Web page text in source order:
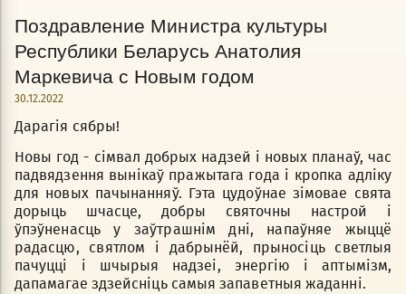
Поздравление Министра культуры
Республики Беларусь Анатолия
Маркевича с Новым годом
30.12.2022
Дарагія сябры!
Новы год - сімвал добрых надзей i новых планаў, час
падвядзення вынікаў пражытага года i кропка адліку
для новых пачынанняў. Гэта цудоўнае зімовае свята
дорыць шчасце, добры святочны настрой i
ўпэўненасць у заўтрашнім дні, напаўняе жыццё
радасцю, святлом i дабрынёй, прыносіць светлыя
пачуцці i шчырыя надзеі, энергію i аптымізм,
дапамагае здзейсніць самыя запаветныя жаданні.